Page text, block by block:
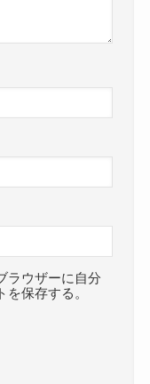
ラウザーに自分
保存する。